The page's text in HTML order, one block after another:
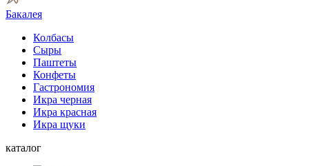
Бакалея
Колбасы
Сыры
Паштеты
Конфеты
Гастрономия
Икра черная
Икра красная
Икра щуки
каталог